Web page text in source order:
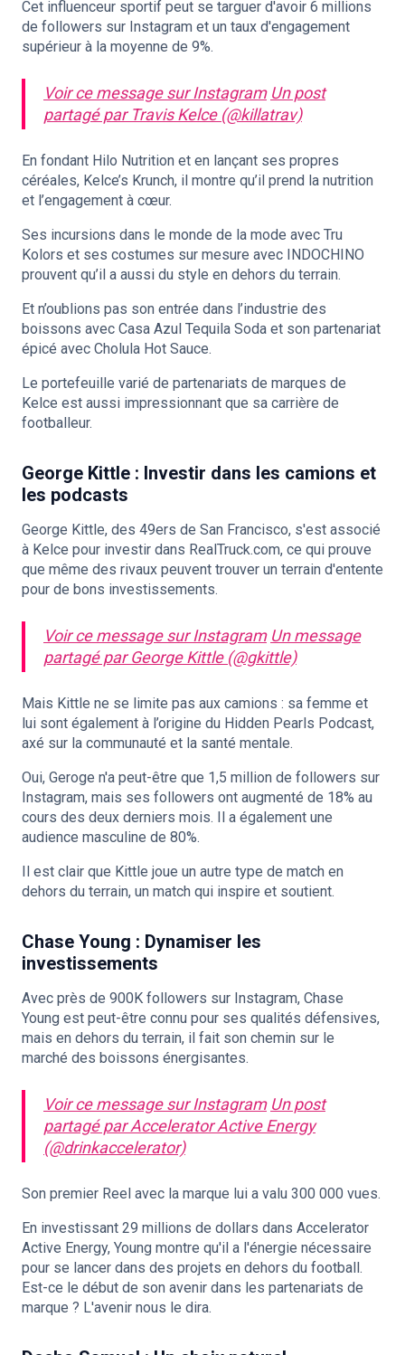
Cet influenceur sportif peut se targuer d'avoir 6 millions
de followers sur Instagram et un taux d'engagement
supérieur à la moyenne de 9%.
Voir ce message sur Instagram Un post
partagé par Travis Kelce (@killatrav)
En fondant Hilo Nutrition et en lançant ses propres
céréales, Kelce’s Krunch, il montre qu’il prend la nutrition
et l’engagement à cœur.
Ses incursions dans le monde de la mode avec Tru
Kolors et ses costumes sur mesure avec INDOCHINO
prouvent qu’il a aussi du style en dehors du terrain.
Et n’oublions pas son entrée dans l’industrie des
boissons avec Casa Azul Tequila Soda et son partenariat
épicé avec Cholula Hot Sauce.
Le portefeuille varié de partenariats de marques de
Kelce est aussi impressionnant que sa carrière de
footballeur.
George Kittle : Investir dans les camions et
les podcasts
George Kittle, des 49ers de San Francisco, s'est associé
à Kelce pour investir dans RealTruck.com, ce qui prouve
que même des rivaux peuvent trouver un terrain d'entente
pour de bons investissements.
Voir ce message sur Instagram Un message
partagé par George Kittle (@gkittle)
Mais Kittle ne se limite pas aux camions : sa femme et
lui sont également à l’origine du Hidden Pearls Podcast,
axé sur la communauté et la santé mentale.
Oui, Geroge n'a peut-être que 1,5 million de followers sur
Instagram, mais ses followers ont augmenté de 18% au
cours des deux derniers mois. Il a également une
audience masculine de 80%.
Il est clair que Kittle joue un autre type de match en
dehors du terrain, un match qui inspire et soutient.
Chase Young : Dynamiser les
investissements
Avec près de 900K followers sur Instagram, Chase
Young est peut-être connu pour ses qualités défensives,
mais en dehors du terrain, il fait son chemin sur le
marché des boissons énergisantes.
Voir ce message sur Instagram Un post
partagé par Accelerator Active Energy
(@drinkaccelerator)
Son premier Reel avec la marque lui a valu 300 000 vues.
En investissant 29 millions de dollars dans Accelerator
Active Energy, Young montre qu'il a l'énergie nécessaire
pour se lancer dans des projets en dehors du football.
Est-ce le début de son avenir dans les partenariats de
marque ? L'avenir nous le dira.